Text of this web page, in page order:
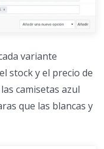
variante
stock y el precio de
camisetas azul
que las blancas y